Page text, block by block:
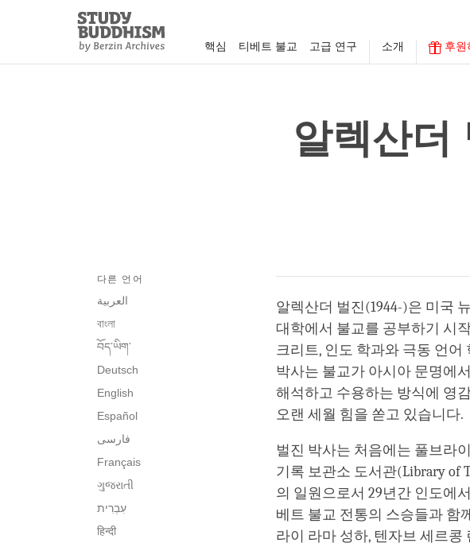
Study
Buddhism
Home
핵심 티베트 불교 고급 연구 소개 후원
알렉산더
다른 언어
العربية
বাংলা
བོད་ཡིག་
Deutsch
English
Español
فارسی
Français
ગુજરાતી
हिन्दी
알렉산더 벌진(1944-)은 미국
대학에서 불교를 공부하기 시
크리트, 인도 학과와 극동 언
박사는 불교가 아시아 문명에
해석하고 수용하는 방식에 영
오랜 세월 힘을 쏟고 있습니다.
벌진 박사는 처음에는 풀브라
기록 보관소 도서관(Library of
의 일원으로서 29년간 인도에
베트 불교 전통의 스승들과 함
라이 라마 성하, 텐자브 세르콩